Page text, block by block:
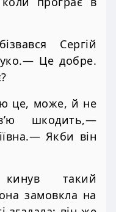
Сергій
Це добре.
це, може, й не
шкодить,—
Якби він
такий
замовкла на